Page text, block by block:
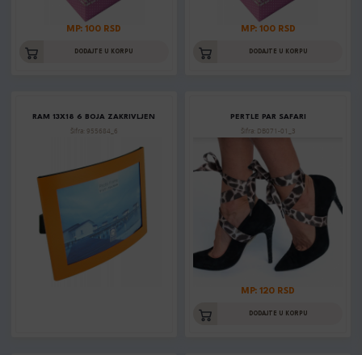
MP: 100 RSD
DODAJTE U KORPU
MP: 100 RSD
DODAJTE U KORPU
RAM 13X18 6 BOJA ZAKRIVLJEN
Šifra: 955684_6
PERTLE PAR SAFARI
Šifra: DB071-01_3
MP: 120 RSD
DODAJTE U KORPU